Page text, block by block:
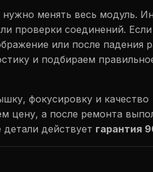
менять весь модуль.
проверки соединений.
или после падения
и подбираем
фокусировку и качество
цену, а после ремонта
действует гарантия